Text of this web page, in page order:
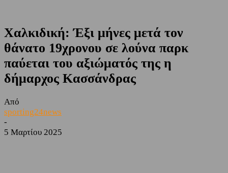
Χαλκιδική: Έξι μήνες μετά τον
θάνατο 19χρονου σε λούνα παρκ
παύεται του αξιώματός της η
δήμαρχος Κασσάνδρας
Από
sporting24news
-
5 Μαρτίου 2025